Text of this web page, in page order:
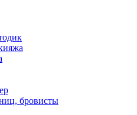
бровисты